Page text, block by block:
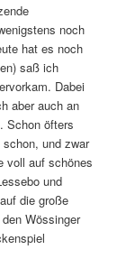
noch
hat es noch
saß ich
Dabei
aber auch an
Schon öfters
und zwar
voll auf schönes
und
die große
Wössinger